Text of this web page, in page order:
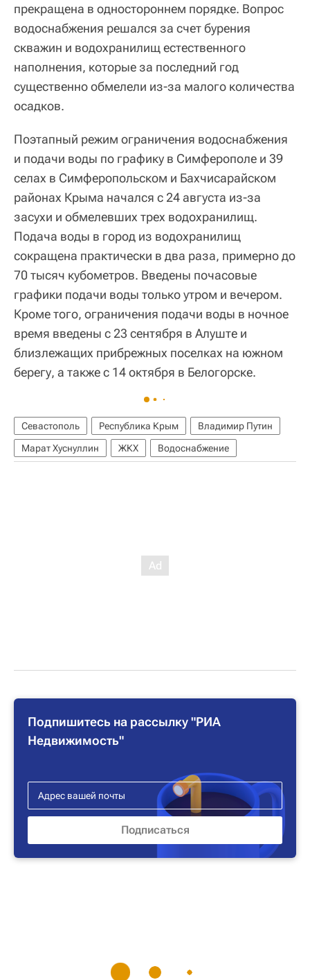
прекращена в одностороннем порядке. Вопрос
водоснабжения решался за счет бурения
скважин и водохранилищ естественного
наполнения, которые за последний год
существенно обмелели из-за малого количества
осадков.
Поэтапный режим ограничения водоснабжения
и подачи воды по графику в Симферополе и 39
селах в Симферопольском и Бахчисарайском
районах Крыма начался с 24 августа из-за
засухи и обмелевших трех водохранилищ.
Подача воды в город из водохранилищ
сокращена практически в два раза, примерно до
70 тысяч кубометров. Введены почасовые
графики подачи воды только утром и вечером.
Кроме того, ограничения подачи воды в ночное
время введены с 23 сентября в Алуште и
близлежащих прибрежных поселках на южном
берегу, а также с 14 октября в Белогорске.
Севастополь Республика Крым
Владимир Путин
Марат Хуснуллин
ЖКХ Водоснабжение
Подпишитесь на рассылку "РИА
Недвижимость"